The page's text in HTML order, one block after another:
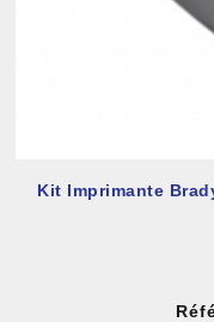
Kit Imprimante